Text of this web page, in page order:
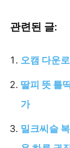
관련된 글:
오캠 다운
딸피 뜻 틀
가
밀크씨슬